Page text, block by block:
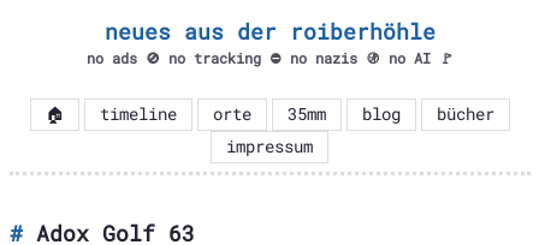
neues aus der roiberhöhle
no ads 🚫 no tracking ⛔ no nazis 🚯 no AI 🚩
🏠 timeline orte 35mm blog
bücher
impressum
Adox Golf 63